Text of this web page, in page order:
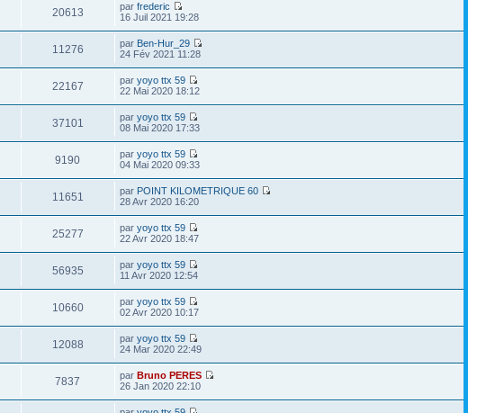
20613 parfrederic
16 Juil 2021 19:28
11276 par Ben-Hur_29
24 Fév 2021 11:28
22167 paryoyo ttx 59
22 Mai 2020 18:12
37101 paryoyo ttx 59
08 Mai 2020 17:33
9190 paryoyo ttx 59
04 Mai 2020 09:33
11651 par POINT KILOMETRIQUE 60
28 Avr 2020 16:20
25277 paryoyo ttx 59
22 Avr 2020 18:47
56935 paryoyo ttx 59
11 Avr 2020 12:54
10660 paryoyo ttx 59
02 Avr 2020 10:17
12088 paryoyo ttx 59
24 Mar 2020 22:49
7837 parBruno PERES
26 Jan 2020 22:10